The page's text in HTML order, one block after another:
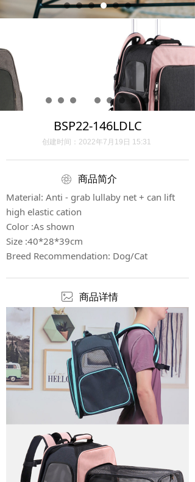
BSP22-146LDLC
商品简介
创建时间： 2022年7月19日 15:31
Material: Anti - grab lullaby net + can lift
high elastic cation
Color :As shown
Size :40*28*39cm
Breed Recommendation: Dog/Cat
商品详情
ꁵ
ꂈ